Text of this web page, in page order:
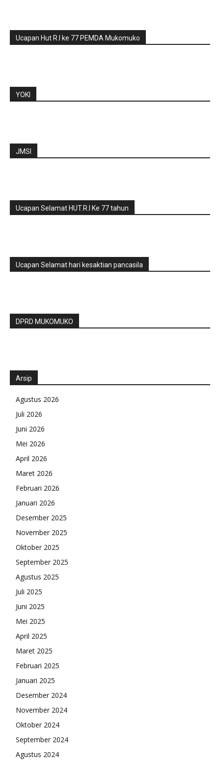
Ucapan Hut R.I ke 77 PEMDA Mukomuko
YOKI
JMSI
Ucapan Selamat HUT.R.I Ke 77 tahun
Ucapan Selamat hari kesaktian pancasila
DPRD MUKOMUKO
Arsip
Agustus 2026
Juli 2026
Juni 2026
Mei 2026
April 2026
Maret 2026
Februari 2026
Januari 2026
Desember 2025
November 2025
Oktober 2025
September 2025
Agustus 2025
Juli 2025
Juni 2025
Mei 2025
April 2025
Maret 2025
Februari 2025
Januari 2025
Desember 2024
November 2024
Oktober 2024
September 2024
Agustus 2024